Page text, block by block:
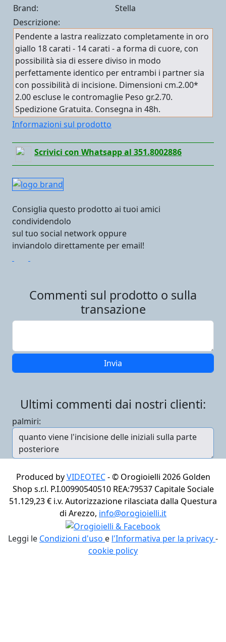
Brand:
Stella
Descrizione:
Pendente a lastra realizzato completamente in oro
giallo 18 carati - 14 carati - a forma di cuore, con
possibilità sia di essere diviso in modo
perfettamente identico per entrambi i partner sia
con possibilità di incisione. Dimensioni cm.2.00*
2.00 escluse le contromaglie Peso gr.2.70.
Spedizione Gratuita. Consegna in 48h.
Informazioni sul prodotto
Scrivici con Whatsapp al 351.8002886
Consiglia questo prodotto ai tuoi amici
condividendolo
sul tuo social network oppure
inviandolo direttamente per email!
Commenti sul prodotto o sulla
transazione
Ultimi commenti dai nostri clienti:
palmiri:
Produced byVIDEOTEC - © Orogioielli 2026Golden
Shop s.r.l. P.I.00990540510 REA:79537 Capitale Sociale
51.129,23 € i.v. Autorizzazione rilasciata dalla Questura
di Arezzo, info@orogioielli.it
Leggi le Condizioni d'uso e l'Informativa per la privacy-
cookie policy